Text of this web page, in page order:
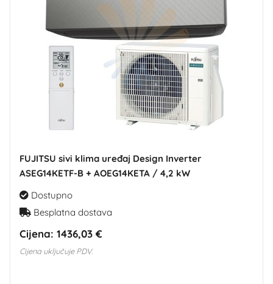
FUJITSU sivi klima uređaj Design Inverter
ASEG14KETF-B + AOEG14KETA / 4,2 kW
Dostupno
Besplatna dostava
Cijena: 1436,03 €
Cijena uključuje PDV.